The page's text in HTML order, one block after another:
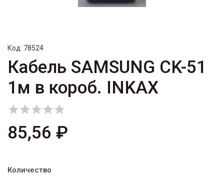
Код: 78524
Кабель SAMSUNG CK-51
1м в короб. INKAX

85,56 ₽
Количество